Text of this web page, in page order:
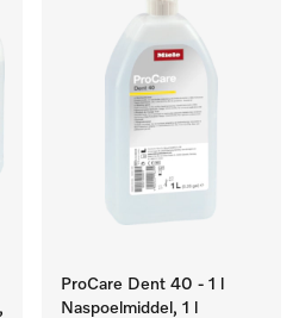
ProCare Dent 40 - 1 l
Naspoelmiddel, 1 l